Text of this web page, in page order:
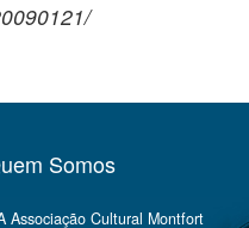
Somos
Associação Cultural Montfort